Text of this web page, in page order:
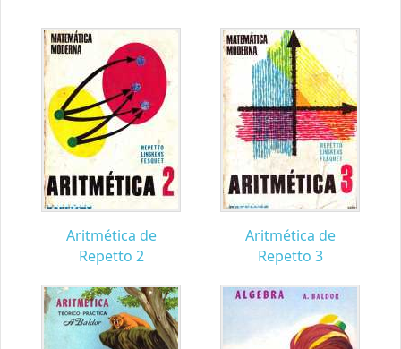
Aritmética de
Repetto 2
Aritmética de
Repetto 3